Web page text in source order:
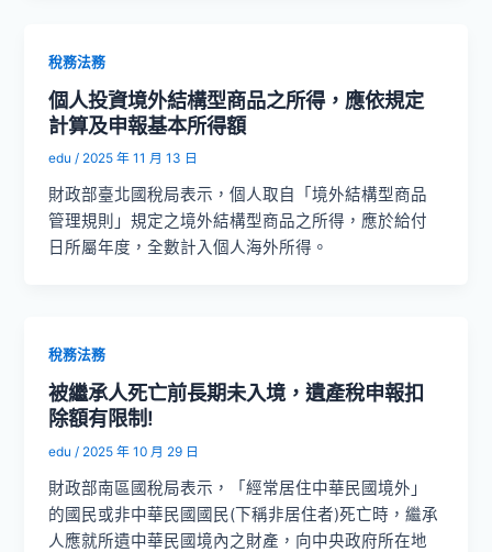
稅務法務
個人投資境外結構型商品之所得，應依規定
計算及申報基本所得額
edu/ 2025 年 11 月 13 日
財政部臺北國稅局表示，個人取自「境外結構型商品
管理規則」規定之境外結構型商品之所得，應於給付
日所屬年度，全數計入個人海外所得。
稅務法務
被繼承人死亡前長期未入境，遺產稅申報扣
除額有限制!
edu/ 2025 年 10 月 29 日
財政部南區國稅局表示，「經常居住中華民國境外」
的國民或非中華民國國民(下稱非居住者)死亡時，繼承
人應就所遺中華民國境內之財產，向中央政府所在地